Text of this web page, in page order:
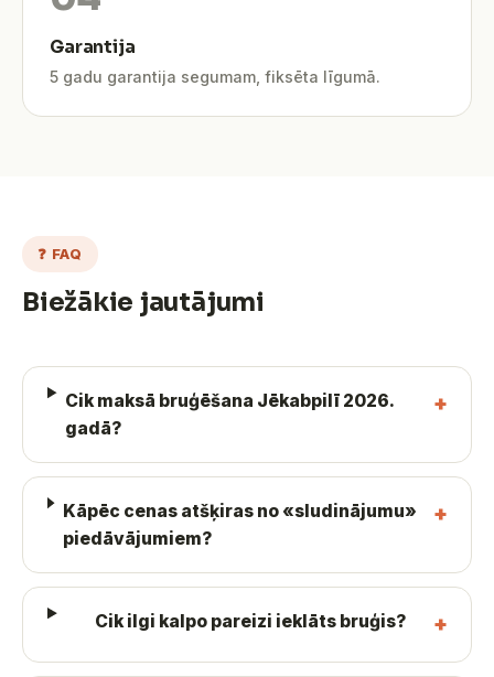
Garantija
5 gadu garantija segumam, fiksēta līgumā.
❓ FAQ
Biežākie jautājumi
Cik maksā bruģēšana Jēkabpilī 2026.
gadā?
Kāpēc cenas atšķiras no «sludinājumu»
piedāvājumiem?
Cik ilgi kalpo pareizi ieklāts bruģis?